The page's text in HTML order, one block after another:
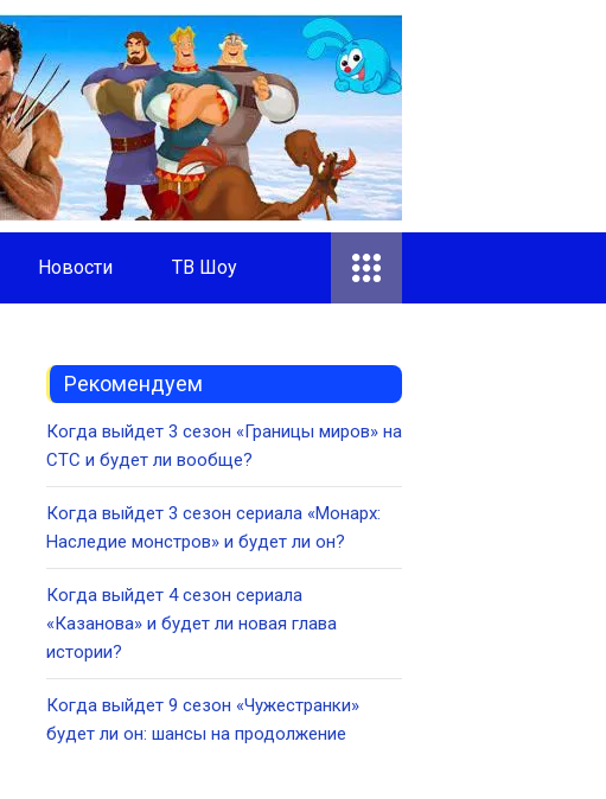
Новости ТВ Шоу
Рекомендуем
Когда выйдет 3 сезон «Границы миров» на
СТС и будет ли вообще?
Когда выйдет 3 сезон сериала «Монарх:
Наследие монстров» и будет ли он?
Когда выйдет 4 сезон сериала
«Казанова» и будет ли новая глава
истории?
Когда выйдет 9 сезон «Чужестранки»
будет ли он: шансы на продолжение